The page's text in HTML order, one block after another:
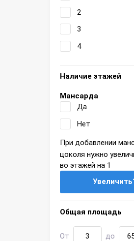
2
3
4
Наличие этажей
Мансарда
Да
Нет
При добавлении
цоколя нужно
во этажей на 1
Общая площадь
От до